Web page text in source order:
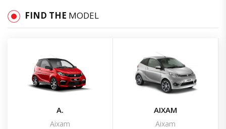
FIND THE MODEL
A.
Aixam
AIXAM
Aixam